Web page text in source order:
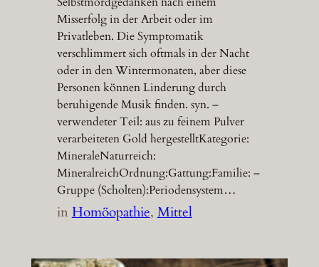
Misserfolg in der Arbeit oder im
Privatleben. Die Symptomatik
verschlimmert sich oftmals in der Nacht
oder in den Wintermonaten, aber diese
Personen können Linderung durch
beruhigende Musik finden. syn. –
verwendeter Teil: aus zu feinem Pulver
verarbeiteten Gold hergestelltKategorie:
MineraleNaturreich:
MineralreichOrdnung:Gattung:Familie: –
Gruppe (Scholten):Periodensystem…
inHomöopathie, Mittel